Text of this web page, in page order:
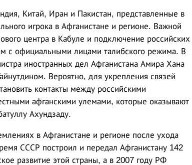
Китай, Иран и Пакистан, представленные в
игрока в Афганистане и регионе. Важной
центра в Кабуле и подключение российских
с официальными лицами талибского режима. В
иностранных дел Афганистана Амира Хана
Вероятно, для укрепления связей
контакты между российскими
афганскими улемами, которые оказывают
Ахундзаду.
в Афганистане и регионе после ухода
СССР построил и передал Афганистану 142
развитие этой страны, а в 2007 году РФ